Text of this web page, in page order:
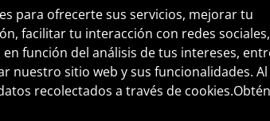
Edificio T-Tower Of.
para ofrecerte sus servicios, mejorar tu
facilitar tu interacción con redes sociales,
función del análisis de tus intereses,
nuestro sitio web y sus funcionalidades.
recolectados a través de